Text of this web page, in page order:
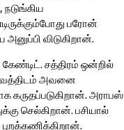
பரோன்
விடுகிறான்.
கேண்டிட். சத்திரம் ஒன்றில்
அவனை
கருதப்படுகிறான். அராபஸ்
செல்கிறான். பசியால்